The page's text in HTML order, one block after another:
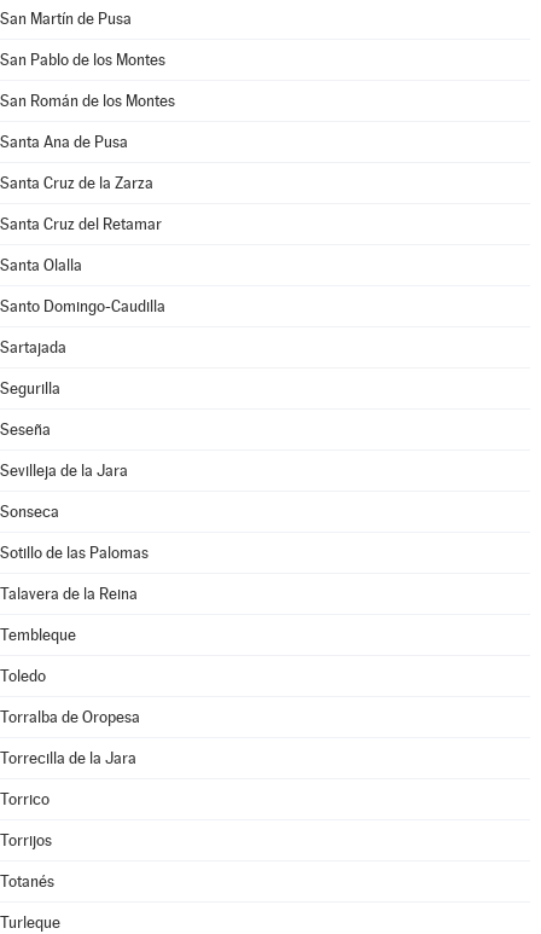
San Martín de Pusa
San Pablo de los Montes
San Román de los Montes
Santa Ana de Pusa
Santa Cruz de la Zarza
Santa Cruz del Retamar
Santa Olalla
Santo Domingo-Caudilla
Sartajada
Segurilla
Seseña
Sevilleja de la Jara
Sonseca
Sotillo de las Palomas
Talavera de la Reina
Tembleque
Toledo
Torralba de Oropesa
Torrecilla de la Jara
Torrico
Torrijos
Totanés
Turleque